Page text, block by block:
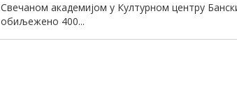
Свечаном академијом у Културном центру
обиљежено 400...